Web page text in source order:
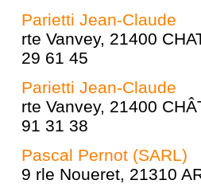
Parietti Jean-Claude
rte Vanvey, 21400
29 61 45
Parietti Jean-Claude
rte Vanvey, 21400
91 31 38
Pascal Pernot (SARL)
9 rle Noueret, 21310